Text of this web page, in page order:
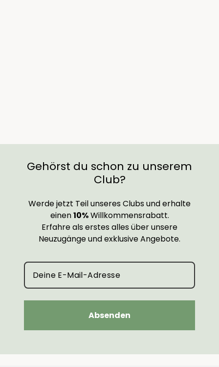
Gehörst du schon zu unserem
Club?
Werde jetzt Teil unseres Clubs und erhalte
einen10%Willkommensrabatt.
Erfahre als erstes alles über unsere
Neuzugänge und exklusive Angebote.
Absenden